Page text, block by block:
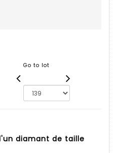
Go to lot
d'un diamant de taille